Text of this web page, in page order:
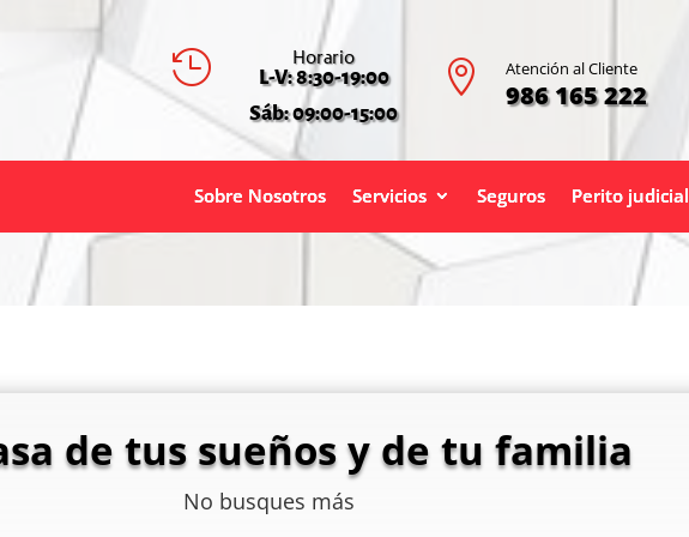
 Horario
L-V: 8:30-19:00
Sáb: 09:00-15:00
 Atención al Cliente
986 165 222
Sobre Nosotros Servicios Seguros Perito judicial
de tus sueños y de tu familia
No busques más